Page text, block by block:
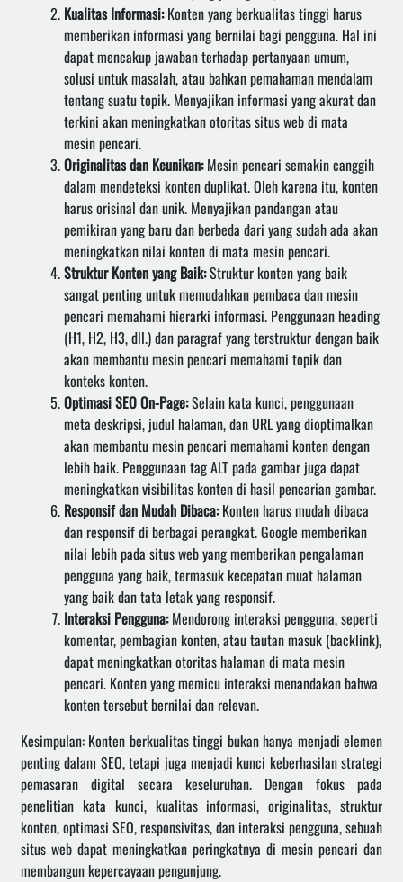
Kualitas Informasi:Konten yang berkualitas tinggi harus
memberikan informasi yang bernilai bagi pengguna. Hal ini
dapat mencakup jawaban terhadap pertanyaan umum,
solusi untuk masalah, atau bahkan pemahaman mendalam
tentang suatu topik. Menyajikan informasi yang akurat dan
terkini akan meningkatkan otoritas situs web di mata
mesin pencari.
Originalitas dan Keunikan:Mesin pencari semakin canggih
dalam mendeteksi konten duplikat. Oleh karena itu, konten
harus orisinal dan unik. Menyajikan pandangan atau
pemikiran yang baru dan berbeda dari yang sudah ada akan
meningkatkan nilai konten di mata mesin pencari.
Struktur Konten yang Baik:Struktur konten yang baik
sangat penting untuk memudahkan pembaca dan mesin
pencari memahami hierarki informasi. Penggunaan heading
(H1, H2, H3, dll.) dan paragraf yang terstruktur dengan baik
akan membantu mesin pencari memahami topik dan
konteks konten.
Optimasi SEO On-Page:Selain kata kunci, penggunaan
meta deskripsi, judul halaman, dan URL yang dioptimalkan
akan membantu mesin pencari memahami konten dengan
lebih baik. Penggunaan tag ALT pada gambar juga dapat
meningkatkan visibilitas konten di hasil pencarian gambar.
Responsif dan Mudah Dibaca:Konten harus mudah dibaca
dan responsif di berbagai perangkat. Google memberikan
nilai lebih pada situs web yang memberikan pengalaman
pengguna yang baik, termasuk kecepatan muat halaman
yang baik dan tata letak yang responsif.
Interaksi Pengguna:Mendorong interaksi pengguna, seperti
komentar, pembagian konten, atau tautan masuk (backlink),
dapat meningkatkan otoritas halaman di mata mesin
pencari. Konten yang memicu interaksi menandakan bahwa
konten tersebut bernilai dan relevan.
Kesimpulan: Konten berkualitas tinggi bukan hanya menjadi elemen
penting dalam SEO, tetapi juga menjadi kunci keberhasilan strategi
pemasaran digital secara keseluruhan. Dengan fokus pada
penelitian kata kunci, kualitas informasi, originalitas, struktur
konten, optimasi SEO, responsivitas, dan interaksi pengguna, sebuah
situs web dapat meningkatkan peringkatnya di mesin pencari dan
membangun kepercayaan pengunjung.